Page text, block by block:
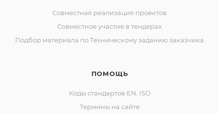
Совместная реализация проектов
Совместное участие в тендерах
Подбор материала по Техническому заданию заказчика
ПОМОЩЬ
Коды стандартов EN, ISO
Термины на сайте